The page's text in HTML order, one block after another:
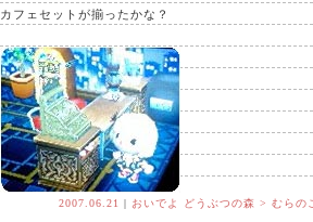
カフェセットが揃ったかな？
2007.06.21 | おいでよ どうぶつの森 > むらの